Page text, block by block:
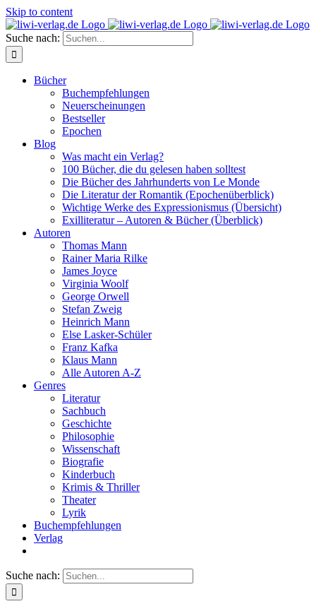
Skip to content
Suche nach:
Bücher
Buchempfehlungen
Neuerscheinungen
Bestseller
Epochen
Blog
Was macht ein Verlag?
100 Bücher, die du gelesen haben solltest
Die Bücher des Jahrhunderts von Le Monde
Die Literatur der Romantik (Epochenüberblick)
Wichtige Werke des Expressionismus (Übersicht)
Exilliteratur – Autoren & Bücher (Überblick)
Autoren
Thomas Mann
Rainer Maria Rilke
James Joyce
Virginia Woolf
George Orwell
Stefan Zweig
Heinrich Mann
Else Lasker-Schüler
Franz Kafka
Klaus Mann
Alle Autoren A-Z
Genres
Literatur
Sachbuch
Geschichte
Philosophie
Wissenschaft
Biografie
Kinderbuch
Krimis & Thriller
Theater
Lyrik
Buchempfehlungen
Verlag
Suche nach: